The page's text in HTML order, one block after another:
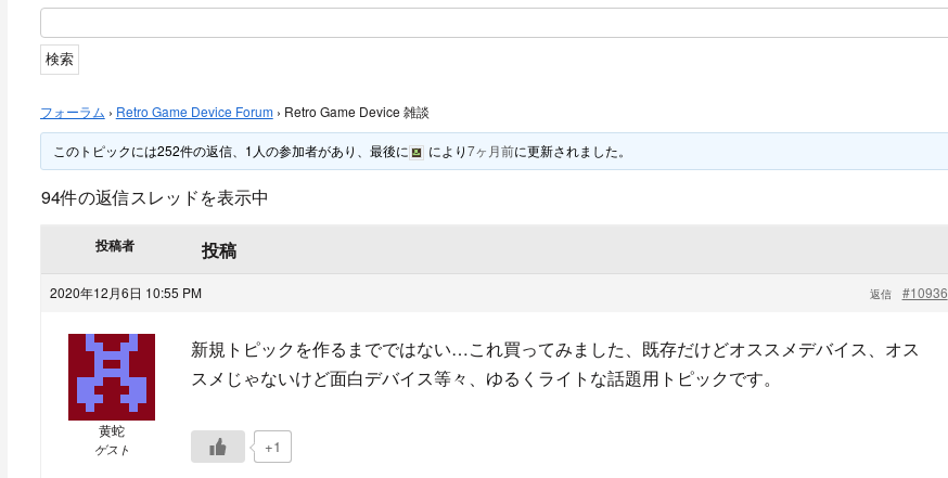
フォーラム › Retro Game Device Forum › Retro Game Device 雑談
このトピックには252件の返信、1人の参加者があり、最後に により7ヶ月前に更新されました。
94件の返信スレッドを表示中
投稿者 投稿
2020年12月6日 10:55 PM #10936
返信
黄蛇
ゲスト
新規トピックを作るまでではない…これ買ってみました、既存だけどオススメデバイス、オス
スメじゃないけど面白デバイス等々、ゆるくライトな話題用トピックです。
+1